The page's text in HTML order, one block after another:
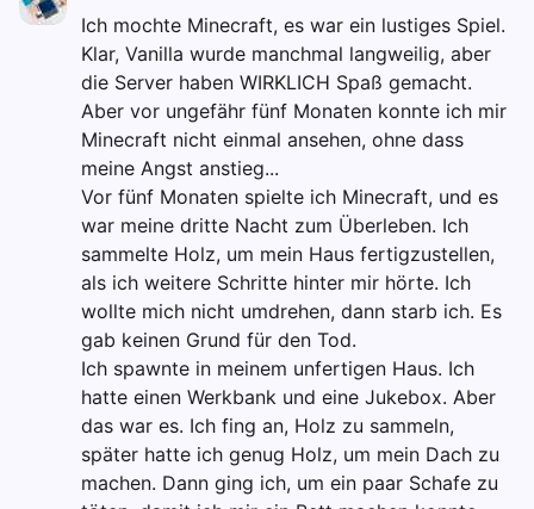
Ich mochte Minecraft, es war ein lustiges Spiel.
Klar, Vanilla wurde manchmal langweilig, aber
die Server haben WIRKLICH Spaß gemacht.
Aber vor ungefähr fünf Monaten konnte ich mir
Minecraft nicht einmal ansehen, ohne dass
meine Angst anstieg...
Vor fünf Monaten spielte ich Minecraft, und es
war meine dritte Nacht zum Überleben. Ich
sammelte Holz, um mein Haus fertigzustellen,
als ich weitere Schritte hinter mir hörte. Ich
wollte mich nicht umdrehen, dann starb ich. Es
gab keinen Grund für den Tod.
Ich spawnte in meinem unfertigen Haus. Ich
hatte einen Werkbank und eine Jukebox. Aber
das war es. Ich fing an, Holz zu sammeln,
später hatte ich genug Holz, um mein Dach zu
machen. Dann ging ich, um ein paar Schafe zu